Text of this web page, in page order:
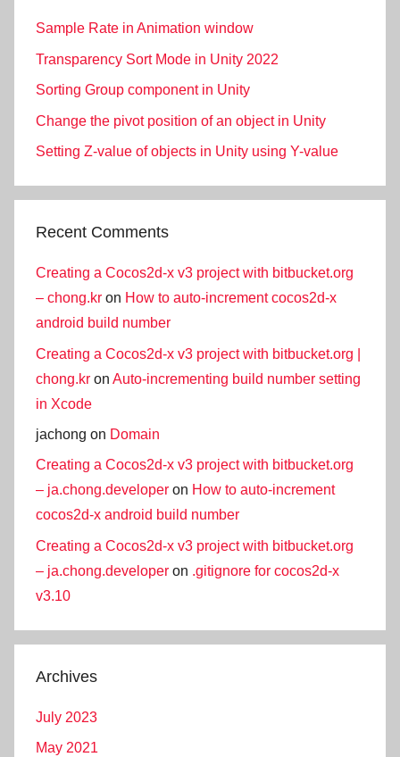
Sample Rate in Animation window
Transparency Sort Mode in Unity 2022
Sorting Group component in Unity
Change the pivot position of an object in Unity
Setting Z-value of objects in Unity using Y-value
Recent Comments
Creating a Cocos2d-x v3 project with bitbucket.org
– chong.kr on How to auto-increment cocos2d-x
android build number
Creating a Cocos2d-x v3 project with bitbucket.org |
chong.kr on Auto-incrementing build number setting
in Xcode
jachong on Domain
Creating a Cocos2d-x v3 project with bitbucket.org
– ja.chong.developer on How to auto-increment
cocos2d-x android build number
Creating a Cocos2d-x v3 project with bitbucket.org
– ja.chong.developer on .gitignore for cocos2d-x
v3.10
Archives
July 2023
May 2021